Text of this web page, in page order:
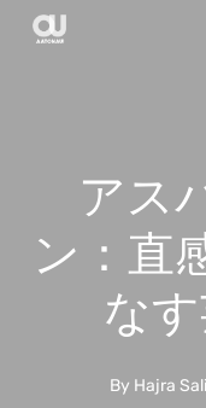
Skip
アス
ン：直
な
By Hajra